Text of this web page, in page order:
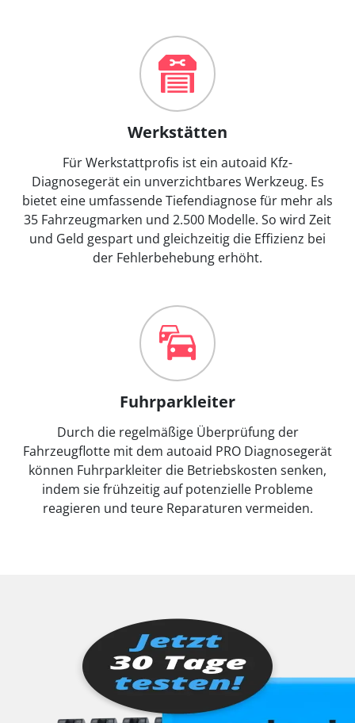
Werkstätten
Für Werkstattprofis ist ein autoaid Kfz-
Diagnosegerät ein unverzichtbares Werkzeug. Es
bietet eine umfassende Tiefendiagnose für mehr als
35 Fahrzeugmarken und 2.500 Modelle. So wird Zeit
und Geld gespart und gleichzeitig die Effizienz bei
der Fehlerbehebung erhöht.
Fuhrparkleiter
Durch die regelmäßige Überprüfung der
Fahrzeugflotte mit dem autoaid PRO Diagnosegerät
können Fuhrparkleiter die Betriebskosten senken,
indem sie frühzeitig auf potenzielle Probleme
reagieren und teure Reparaturen vermeiden.